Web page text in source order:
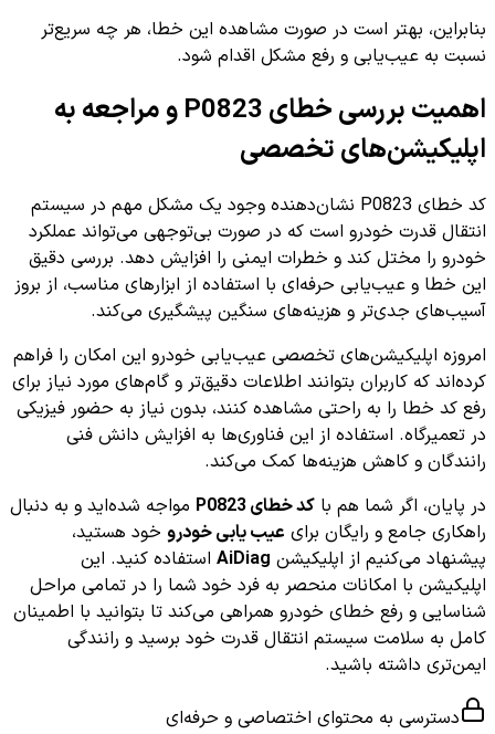
بنابراین، بهتر است در صورت مشاهده این خطا، هر چه سریع‌تر
نسبت به عیب‌یابی و رفع مشکل اقدام شود.
اهمیت بررسی خطای P0823 و مراجعه به
اپلیکیشن‌های تخصصی
کد خطای P0823 نشان‌دهنده وجود یک مشکل مهم در سیستم
انتقال قدرت خودرو است که در صورت بی‌توجهی می‌تواند عملکرد
خودرو را مختل کند و خطرات ایمنی را افزایش دهد. بررسی دقیق
این خطا و عیب‌یابی حرفه‌ای با استفاده از ابزارهای مناسب، از بروز
آسیب‌های جدی‌تر و هزینه‌های سنگین پیشگیری می‌کند.
امروزه اپلیکیشن‌های تخصصی عیب‌یابی خودرو این امکان را فراهم
کرده‌اند که کاربران بتوانند اطلاعات دقیق‌تر و گام‌های مورد نیاز برای
رفع کد خطا را به راحتی مشاهده کنند، بدون نیاز به حضور فیزیکی
در تعمیرگاه. استفاده از این فناوری‌ها به افزایش دانش فنی
رانندگان و کاهش هزینه‌ها کمک می‌کند.
در پایان، اگر شما هم با کد خطای P0823
مواجه شده‌اید و به دنبال
راهکاری جامع و رایگان برای عیب یابی خودرو خود هستید،
پیشنهاد می‌کنیم از اپلیکیشن AiDiag استفاده کنید. این
اپلیکیشن با امکانات منحصر به فرد خود شما را در تمامی مراحل
شناسایی و رفع خطای خودرو همراهی می‌کند تا بتوانید با اطمینان
کامل به سلامت سیستم انتقال قدرت خود برسید و رانندگی
ایمن‌تری داشته باشید.
دسترسی به محتوای اختصاصی و حرفه‌ای